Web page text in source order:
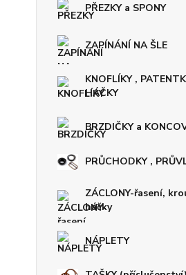
PŘEZKY a SPONY
ZAPÍNÁNÍ NA ŠLE
KNOFLÍKY ,
HÁČKY
BRZDIČKY a
PRŮCHODKY ,
ZÁCLONY-řasení,
háčky
NÁPLETY